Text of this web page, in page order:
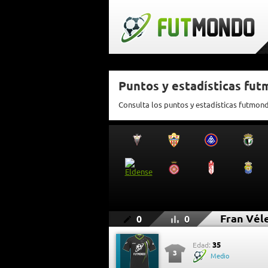
Puntos y estadísticas
Consulta los puntos y estadísticas
0 0 Fran
3
Edad: 35
Medio